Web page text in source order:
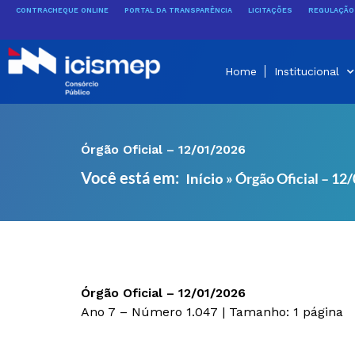
conteúdo
CONTRACHEQUE ONLINE PORTAL DA TRANSPARÊNCIA LICITAÇÕES
Home Institucional
Órgão Oficial – 12/01/2026
Você está em: Início »Órgão Oficial –
Órgão Oficial – 12/01/2026
Ano 7 – Número 1.047 | Tamanho: 1 página